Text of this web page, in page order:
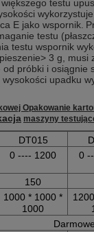
testu
E jako wspornik.
testu
testu wspornik
3 g, musi
próbki i osiągnie
upadku
Opakowanie
maszyny
DT015
0 ---- 1200 0
150
1000 * 1000 *
1000